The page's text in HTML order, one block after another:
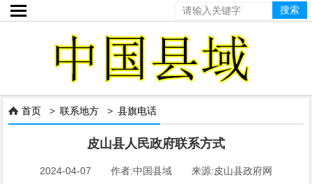

 首页 >联系地方 >县旗电话
皮山县人民政府联系方式
2024-04-07 作者:中国县域 来源:皮山县政府网